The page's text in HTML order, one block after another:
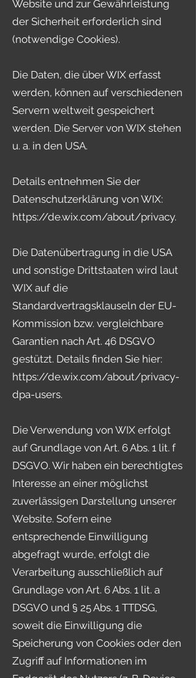
Website und zur Gewährleistung
der Sicherheit erforderlich sind
(notwendige Cookies).
Die Daten, die über WIX erfasst
werden, können auf verschiedenen
Servern weltweit gespeichert
werden. Die Server von WIX stehen
u. a. in den USA.
Details entnehmen Sie der
Datenschutzerklärung von WIX:
https://de.wix.com/about/privacy.
Die Datenübertragung in die USA
und sonstige Drittstaaten wird laut
WIX auf die
Standardvertragsklauseln der EU-
Kommission bzw. vergleichbare
Garantien nach Art. 46 DSGVO
gestützt. Details finden Sie hier:
https://de.wix.com/about/privacy-
dpa-users.
Die Verwendung von WIX erfolgt
auf Grundlage von Art. 6 Abs. 1 lit. f
DSGVO. Wir haben ein berechtigtes
Interesse an einer möglichst
zuverlässigen Darstellung unserer
Website. Sofern eine
entsprechende Einwilligung
abgefragt wurde, erfolgt die
Verarbeitung ausschließlich auf
Grundlage von Art. 6 Abs. 1 lit. a
DSGVO und § 25 Abs. 1 TTDSG,
soweit die Einwilligung die
Speicherung von Cookies oder den
Zugriff auf Informationen im